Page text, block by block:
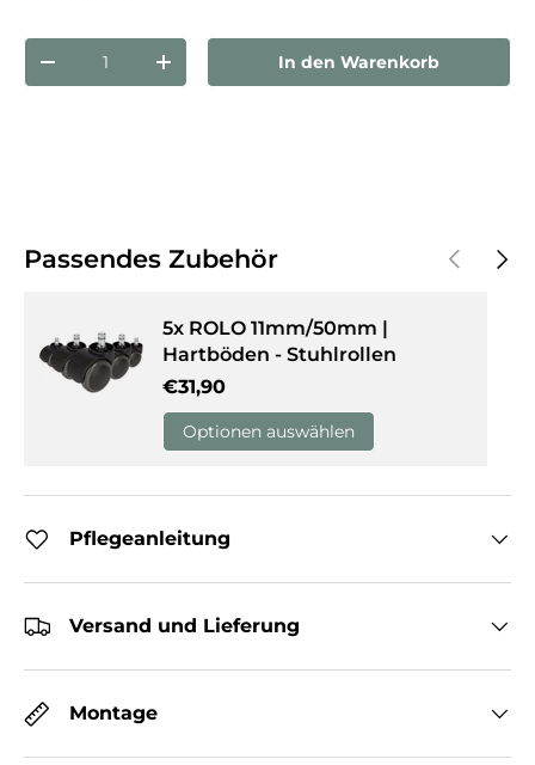
Anzahl
Menge verringernMenge erhöhenIn den Warenkorb
Passendes Zubehör Vorherige
5x ROLO 11mm/50mm |
Hartböden - Stuhlrollen
Normaler Preis
€31,90
Optionen auswählen
Pflegeanleitung
Versand und Lieferung
Montage